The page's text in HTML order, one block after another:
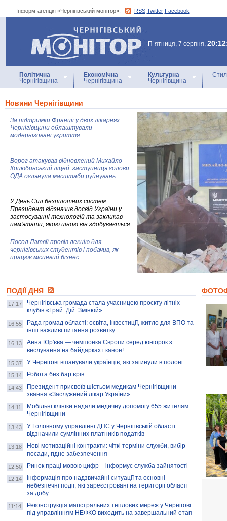
Інформ-агенція «Чернігівський монітор»: RSS Twitter Facebook
Інформ-агенція
«Чернігівський монітор»
П`ятниця, 7 серпня,
Політична
Чернігівщина
Економічна
Чернігівщина
Культурна
Чернігівщина
Новини Чернігівщини
За підтримки Франції у двох лікарнях
Чернігівщини облаштували
модернізовані укриття
Ворог атакував відновлений Михайло-
Коцюбинський ліцей: заступниця голови
ОДА оглянула масштаби руйнувань
У День Сил безпілотних систем
Президент відзначив досвід України у
застосуванні технологій та закликав
пам'ятати, якою ціною він здобувається
Посол Латвії провів лекцію для
чернігівських студентів і побачив, як
працює місцевий бізнес
колекцію про війну, емоції та тварин
AB InBev Efes Україна підтримала
навчальний проєкт "Молодіжна бізнес-
школа", спрямований на розвиток
підприємництва у Чернігівській області
Золота тварина: видання Forbes
написало про чернігівця Патрона: хто і
скільки на ньому заробляє? І куди
витрачають?
ПОДІЇ ДНЯ
17:17
Чернігівська громада стала учасницею проєкту літніх
клубів «Грай. Дій. Змінюй»
16:55
Рада громад області: освіта, інвестиції, житло для ВПО та
інші важливі питання розвитку
16:13
Анна Юр'єва — чемпіонка Європи серед юніорок з
веслування на байдарках і каное!
15:37 У Чернігові вшанували українців, які загинули в полоні
15:14 Робота без бар’єрів
14:43
Президент присвоїв шістьом медикам Чернігівщини
звання «Заслужений лікар України»
14:11
Мобільні клініки надали медичну допомогу 655 жителям
Чернігівщини
13:43
У Головному управлінні ДПС у Чернігівській області
відзначили сумлінних платників податків
13:18
Нові мотиваційні контракти: чіткі терміни служби, вибір
посади, гідне забезпечення
12:50 Ринок праці мовою цифр – інформує служба зайнятості
12:14
Інформація про надзвичайні ситуації та основні
небезпечні події, які зареєстровані на території області
за добу
11:14
Реконструкція магістральних теплових мереж у Чернігові
під управлінням НЕФКО виходить на завершальний етап